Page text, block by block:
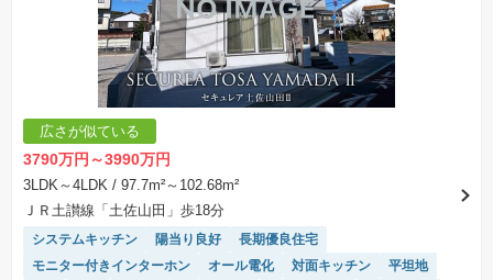
広さが似ている
3790万円～3990万円
3LDK～4LDK / 97.7m²～102.68m²
ＪＲ土讃線「土佐山田」歩18分
システムキッチン 陽当り良好
長期優良住宅
モニター付きインターホン
オール電化 対面キッチン
平坦地